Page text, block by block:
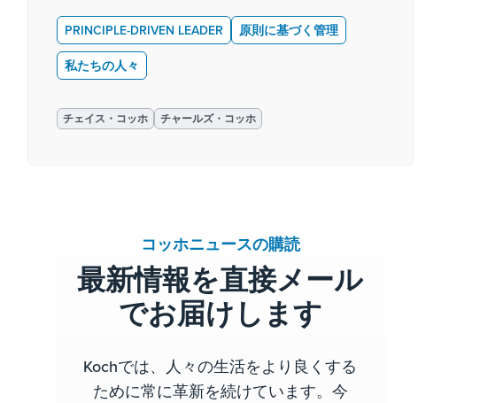
PRINCIPLE-DRIVEN LEADER
原則に基づく管理
私たちの人々
チェイス・コッホ チャールズ・コッホ
コッホニュースの購読
最新情報を直接メール
でお届けします
Kochでは、人々の生活をより良くする
ために常に革新を続けています。今